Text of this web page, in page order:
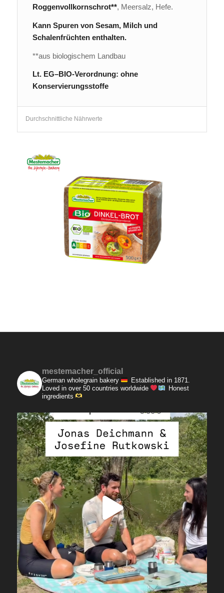
Roggenvollkornschrot**, Meersalz, Hefe.
Kann Spuren von Sesam, Milch und
Schalenfrüchten enthalten.
**aus biologischem Landbau
Lt. EG–BIO-Verordnung: ohne
Konservierungsstoffe
Durchschnittliche Nährwerte
mestemacher_official
German wholegrain bakery
Established in 1871.
Loved in over 50 countries worldwide
Honest
ingredients